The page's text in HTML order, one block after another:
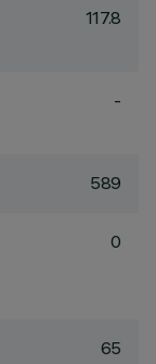
117.8
-
589
0
65